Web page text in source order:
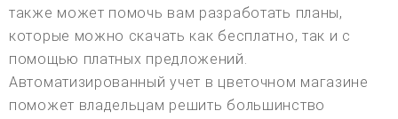
также может помочь вам разработать планы,
которые можно скачать как бесплатно, так и с
помощью платных предложений.
Автоматизированный учет в цветочном магазине
поможет владельцам решить большинство